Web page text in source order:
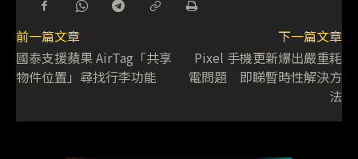
前一篇文章
國泰支援蘋果 AirTag「共享
物件位置」尋找行李功能
下一篇文章
Pixel 手機更新爆出嚴重耗
電問題 即睇暫時性解決方
法